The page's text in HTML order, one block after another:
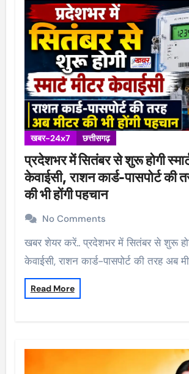
खबर-24x7 छत्तीसगढ़
प्रदेशभर में सितंबर से शुरू होगी
केवाईसी, राशन कार्ड-पासपोर्ट की
की भी होंगी पहचान
No Comments
खबर शेयर करें.. प्रदेशभर में सितंबर से शुरू होगी स्मार्ट मीटर
केवाईसी, राशन कार्ड-पासपोर्ट की तरह अब
Read More